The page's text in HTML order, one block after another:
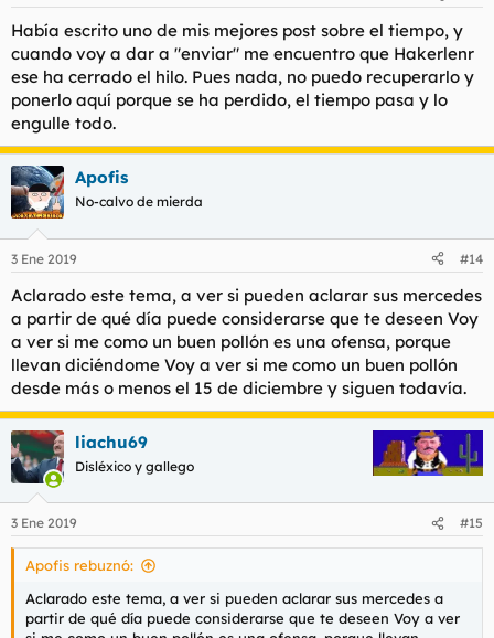
Había escrito uno de mis mejores post sobre el tiempo, y
cuando voy a dar a "enviar" me encuentro que Hakerlenr
ese ha cerrado el hilo. Pues nada, no puedo recuperarlo y
ponerlo aquí porque se ha perdido, el tiempo pasa y lo
engulle todo.
Apofis
No-calvo de mierda
3 Ene 2019 #14
Aclarado este tema, a ver si pueden aclarar sus mercedes
a partir de qué día puede considerarse que te deseen Voy
a ver si me como un buen pollón es una ofensa, porque
llevan diciéndome Voy a ver si me como un buen pollón
desde más o menos el 15 de diciembre y siguen todavía.
liachu69
Disléxico y gallego
3 Ene 2019 #15
Apofis rebuznó:
Aclarado este tema, a ver si pueden aclarar sus mercedes a
partir de qué día puede considerarse que te deseen Voy a ver